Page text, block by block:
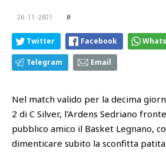
26.11.2021 0
Twitter Facebook
Telegram Email
Nel match valido per la decima
2 di C Silver, l'Ardens Sedriano
pubblico amico il Basket Legnano,
dimenticare subito la sconfitta patita